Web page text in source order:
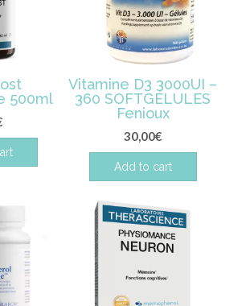
500ml
Vitamine D3 3000UI –
360 SOFTGÉLULES
Fenioux
30,00€
Add to cart